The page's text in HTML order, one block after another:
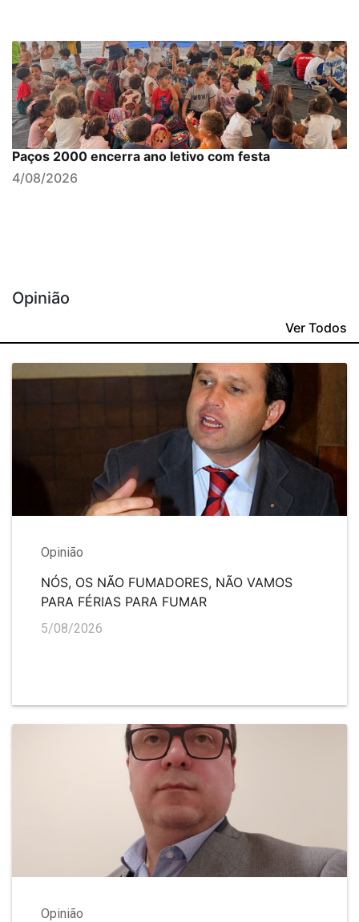
Paços 2000 encerra ano letivo com festa
4/08/2026
Opinião
Ver Todos
Opinião
NÓS, OS NÃO FUMADORES, NÃO VAMOS
PARA FÉRIAS PARA FUMAR
5/08/2026
Opinião